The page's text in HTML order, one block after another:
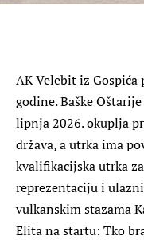
AK Velebit iz Gospića
godine. Baške
lipnja 2026. okuplja
država, a utrka ima
kvalifikacijska utrka
reprezentaciju i
vulkanskim stazama
Elita na startu: Tko